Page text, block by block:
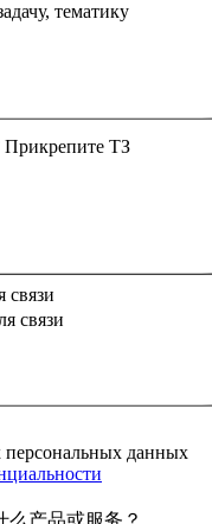
тематику
Прикрепите ТЗ
связи
связи
персональных данных
么产品或服务？